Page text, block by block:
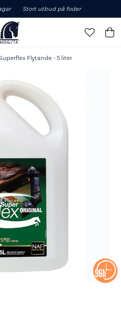
Stort utbud på foder
Flytande - 5 liter